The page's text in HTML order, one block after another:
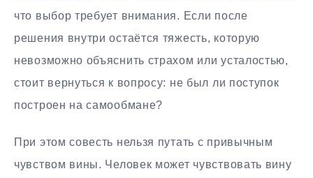
что выбор требует внимания. Если после
решения внутри остаётся тяжесть, которую
невозможно объяснить страхом или усталостью,
стоит вернуться к вопросу: не был ли поступок
построен на самообмане?
При этом совесть нельзя путать с привычным
чувством вины. Человек может чувствовать вину